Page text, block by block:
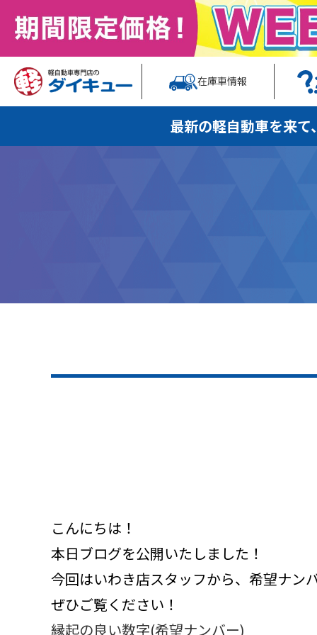
在庫車情報
最新の軽自動車を来て
こんにちは！
本日ブログを公開いたしました！
今回はいわき店スタッフから、希望ナン
ぜひご覧ください！
縁起の良い数字(希望ナンバー)